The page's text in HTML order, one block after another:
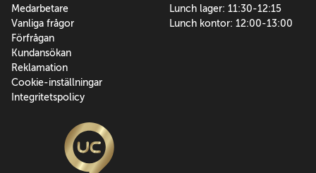
Medarbetare
Vanliga frågor
Förfrågan
Kundansökan
Reklamation
Cookie-inställningar
Integritetspolicy
Lunch lager: 11:30-12:15
Lunch kontor: 12:00-13:00